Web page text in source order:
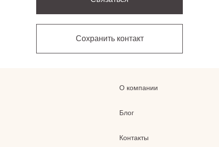
Сохранить контакт
О компании
Блог
Контакты